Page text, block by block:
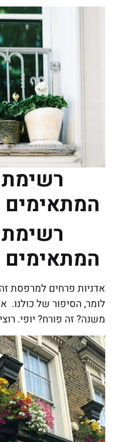
רשימת
רשימת
אדניות פרחים למרפסת
לומר, הסיפור של כולנו.
משנה? זה פורח? יופי.